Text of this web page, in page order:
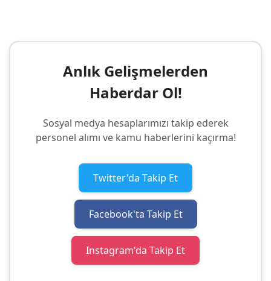
Anlık Gelişmelerden
Haberdar Ol!
Sosyal medya hesaplarımızı takip ederek
personel alımı ve kamu haberlerini kaçırma!
Twitter'da Takip Et
Facebook'ta Takip Et
Instagram'da Takip Et